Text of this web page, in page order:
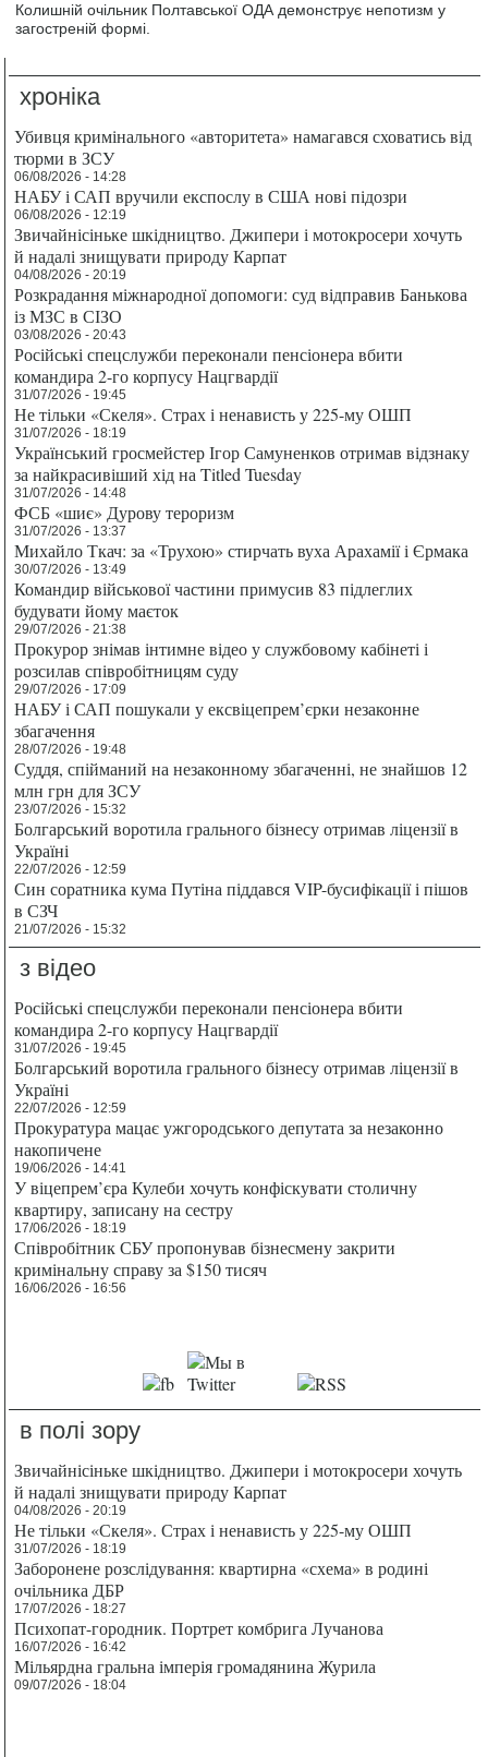
Колишній очільник Полтавської ОДА демонструє непотизм у
загостреній формі.
хроніка
Убивця кримінального «авторитета» намагався сховатись від
тюрми в ЗСУ
06/08/2026 - 14:28
НАБУ і САП вручили експослу в США нові підозри
06/08/2026 - 12:19
Звичайнісіньке шкідництво. Джипери і мотокросери хочуть
й надалі знищувати природу Карпат
04/08/2026 - 20:19
Розкрадання міжнародної допомоги: суд відправив Банькова
із МЗС в СІЗО
03/08/2026 - 20:43
Російські спецслужби переконали пенсіонера вбити
командира 2-го корпусу Нацгвардії
31/07/2026 - 19:45
Не тільки «Скеля». Страх і ненависть у 225-му ОШП
31/07/2026 - 18:19
Український гросмейстер Ігор Самуненков отримав відзнаку
за найкрасивіший хід на Titled Tuesday
31/07/2026 - 14:48
ФСБ «шиє» Дурову тероризм
31/07/2026 - 13:37
Михайло Ткач: за «Трухою» стирчать вуха Арахамії і Єрмака
30/07/2026 - 13:49
Командир військової частини примусив 83 підлеглих
будувати йому маєток
29/07/2026 - 21:38
Прокурор знімав інтимне відео у службовому кабінеті і
розсилав співробітницям суду
29/07/2026 - 17:09
НАБУ і САП пошукали у ексвіцепрем’єрки незаконне
збагачення
28/07/2026 - 19:48
Суддя, спійманий на незаконному збагаченні, не знайшов 12
млн грн для ЗСУ
23/07/2026 - 15:32
Болгарський воротила грального бізнесу отримав ліцензії в
Україні
22/07/2026 - 12:59
Син соратника кума Путіна піддався VIP-бусифікації і пішов
в СЗЧ
21/07/2026 - 15:32
з відео
Російські спецслужби переконали пенсіонера вбити
командира 2-го корпусу Нацгвардії
31/07/2026 - 19:45
Болгарський воротила грального бізнесу отримав ліцензії в
Україні
22/07/2026 - 12:59
Прокуратура мацає ужгородського депутата за незаконно
накопичене
19/06/2026 - 14:41
У віцепрем’єра Кулеби хочуть конфіскувати столичну
квартиру, записану на сестру
17/06/2026 - 18:19
Співробітник СБУ пропонував бізнесмену закрити
кримінальну справу за $150 тисяч
16/06/2026 - 16:56
в полі зору
Звичайнісіньке шкідництво. Джипери і мотокросери хочуть
й надалі знищувати природу Карпат
04/08/2026 - 20:19
Не тільки «Скеля». Страх і ненависть у 225-му ОШП
31/07/2026 - 18:19
Заборонене розслідування: квартирна «схема» в родині
очільника ДБР
17/07/2026 - 18:27
Психопат-городник. Портрет комбрига Лучанова
16/07/2026 - 16:42
Мільярдна гральна імперія громадянина Журила
09/07/2026 - 18:04